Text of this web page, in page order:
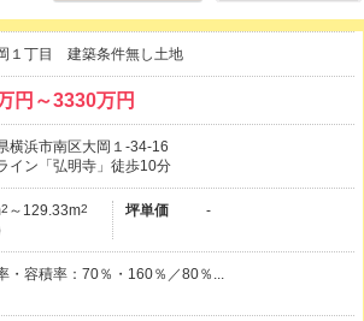
１丁目 建築条件無し土地
円～3330万円
横浜市南区大岡１-34-16
イン「弘明寺」徒歩10分
2 ～129.33m2 坪単価 -
・容積率：70％・160％／80％...